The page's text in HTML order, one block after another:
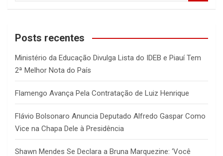
a
c
Posts recentes
Ministério da Educação Divulga Lista do IDEB e Piauí Tem
2ª Melhor Nota do País
Flamengo Avança Pela Contratação de Luiz Henrique
Flávio Bolsonaro Anuncia Deputado Alfredo Gaspar Como
Vice na Chapa Dele à Presidência
Shawn Mendes Se Declara a Bruna Marquezine: ‘Você